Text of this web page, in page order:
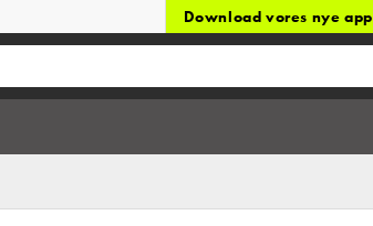
Download vores nye app